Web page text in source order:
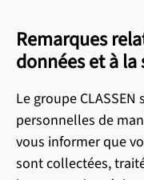
Remarques
données et à la
Le groupe
personnelles de
vous informer que
sont collectées,